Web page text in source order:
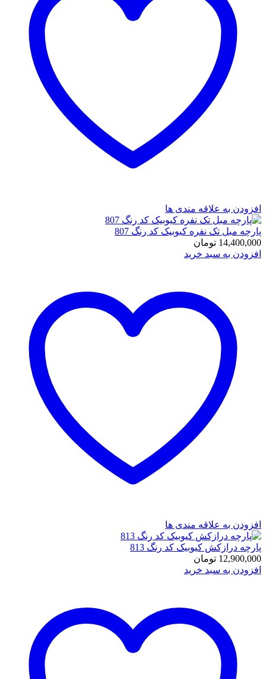
افزودن به علاقه مندی ها
پارچه مبل تک نفره کیوبیک کد رنگ 807
14,400,000 تومان
افزودن به سبد خرید
افزودن به علاقه مندی ها
پارچه درازکش کیوبیک کد رنگ 813
12,900,000 تومان
افزودن به سبد خرید